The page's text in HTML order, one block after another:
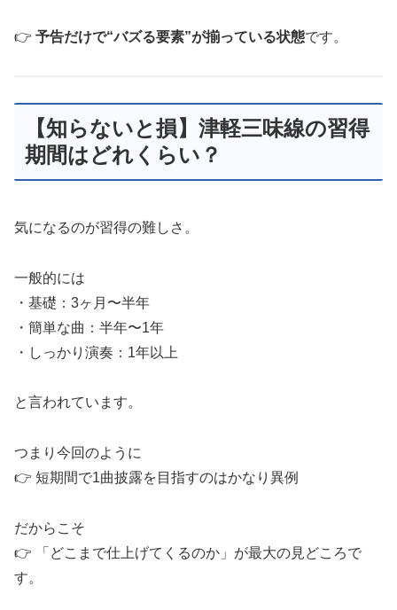
👉 予告だけで“バズる要素”が揃っている状態です。
【知らないと損】津軽三味線の習得
期間はどれくらい？
気になるのが習得の難しさ。
一般的には
・基礎：3ヶ月〜半年
・簡単な曲：半年〜1年
・しっかり演奏：1年以上
と言われています。
つまり今回のように
👉 短期間で1曲披露を目指すのはかなり異例
だからこそ
👉 「どこまで仕上げてくるのか」が最大の見どころで
す。